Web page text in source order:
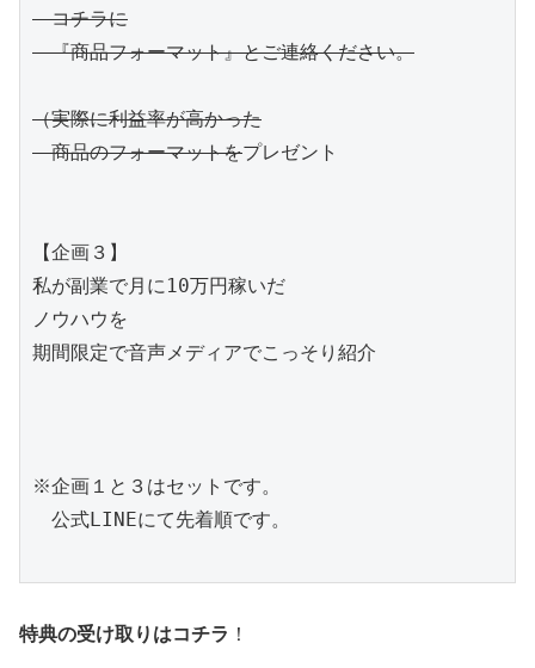
コチラに
『商品フォーマット』とご連絡ください。
（実際に利益率が高かった
商品のフォーマットをプレゼント
【企画３】
私が副業で月に10万円稼いだ
ノウハウを
期間限定で音声メディアでこっそり紹介
※企画１と３はセットです。
公式LINEにて先着順です。
特典の受け取りはコチラ ！